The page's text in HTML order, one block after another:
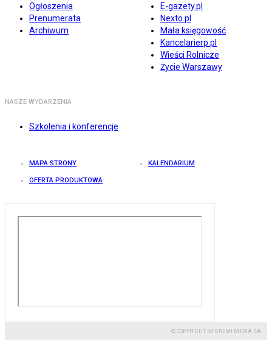
Ogłoszenia
Prenumerata
Archiwum
E-gazety.pl
Nexto.pl
Mała księgowość
Kancelarierp.pl
Wieści Rolnicze
Życie Warszawy
NASZE WYDARZENIA
Szkolenia i konferencje
MAPA STRONY KALENDARIUM
OFERTA PRODUKTOWA
© COPYRIGHT BY GREMI MEDIA SA